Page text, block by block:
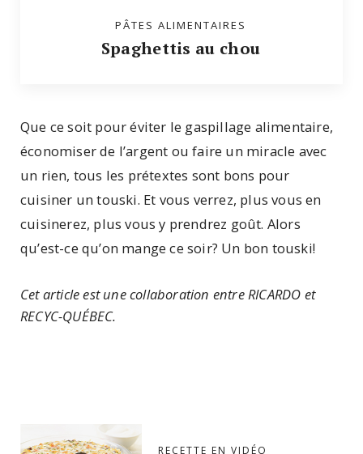
PÂTES ALIMENTAIRES
Spaghettis au chou
Que ce soit pour éviter le gaspillage alimentaire,
économiser de l’argent ou faire un miracle avec
un rien, tous les prétextes sont bons pour
cuisiner un touski. Et vous verrez, plus vous en
cuisinerez, plus vous y prendrez goût. Alors
qu’est-ce qu’on mange ce soir? Un bon touski!
Cet article est une collaboration entre RICARDO et
RECYC-QUÉBEC.
RECETTE EN VIDÉO